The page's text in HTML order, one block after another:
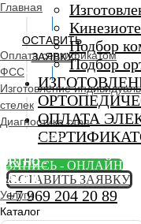
Подбор
Подбор
ОПЛАТА
ЗАПИСЬ - ОНЛАЙН
ОСТАВИТЬ ЗАЯВКУ
+7 969 204 20 89
Главная
ОСТАВИТЬ
ЗАЯВКУ
Оплата сертификатом
ФСС
Изготовление
стелек
Диагностика стоп
Ортопедический
ORTHO -
SALON
Услуги
Каталог